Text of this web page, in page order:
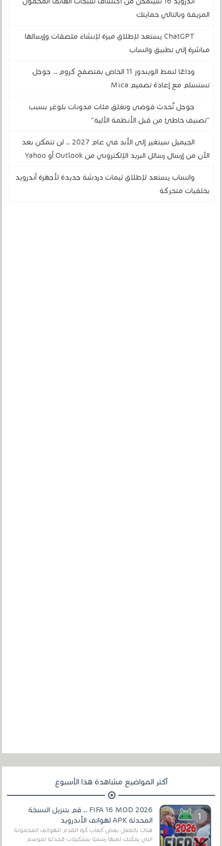
المزيفة وبالتالي حمايتك
ChatGPT يستعد لإطلاق ميزة لإنشاء ملصقات وإرسالها
مباشرة إلى تطبيق واتساب
وداعًا لنمط الويندوز 11 الخاص بمتصفح كروم .. جوجل
تستسلم مع إعادة تصميم Mica
جوجل تُحدث فوضى وتغلق مئات مدونات بلوغر بسبب
"تصنيف خاطئ من قبل الأنظمة الآلية"
الجيميل سيتغير إلى الأبد في عام 2027 .. لن تتمكن بعد
الآن من إرسال رسائل البريد الإلكتروني من Outlook أو Yahoo
واتساب يستعد لإطلاق ثيمات دردشة جديدة لأجهزة أندرويد
بخلفيات متحركة
أكثر المواضيع مشاهدة هذا الأسبوع
FIFA 16 MOD 2026 .. قم بتنزيل النسخة
المحدثة APK لهواتف الأندرويد
هناك بالفعل بعض ألعاب كرة القدم للهواتف المحمولة
التي يمكنك لعبها رسميًا بتشكيلات مُحدثة لموسم